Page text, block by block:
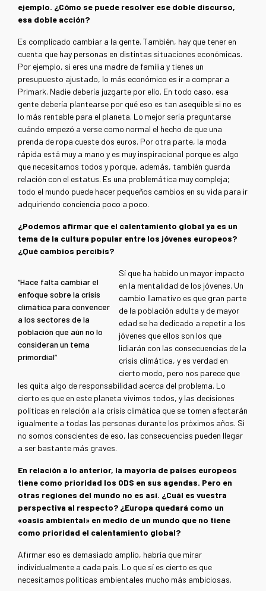
ejemplo. ¿Cómo se puede resolver ese doble discurso,
esa doble acción?
Es complicado cambiar a la gente. También, hay que tener en
cuenta que hay personas en distintas situaciones económicas.
Por ejemplo, si eres una madre de familia y tienes un
presupuesto ajustado, lo más económico es ir a comprar a
Primark. Nadie debería juzgarte por ello. En todo caso, esa
gente debería plantearse por qué eso es tan asequible si no es
lo más rentable para el planeta. Lo mejor sería preguntarse
cuándo empezó a verse como normal el hecho de que una
prenda de ropa cueste dos euros. Por otra parte, la moda
rápida está muy a mano y es muy inspiracional porque es algo
que necesitamos todos y porque, además, también guarda
relación con el estatus. Es una problemática muy compleja;
todo el mundo puede hacer pequeños cambios en su vida para ir
adquiriendo conciencia poco a poco.
¿Podemos afirmar que el calentamiento global ya es un
tema de la cultura popular entre los jóvenes europeos?
¿Qué cambios percibís?
“Hace falta cambiar el
enfoque sobre la crisis
climática para convencer
a los sectores de la
población que aún no lo
consideran un tema
primordial”
Sí que ha habido un mayor impacto
en la mentalidad de los jóvenes. Un
cambio llamativo es que gran parte
de la población adulta y de mayor
edad se ha dedicado a repetir a los
jóvenes que ellos son los que
lidiarán con las consecuencias de la
crisis climática, y es verdad en
cierto modo, pero nos parece que
les quita algo de responsabilidad acerca del problema. Lo
cierto es que en este planeta vivimos todos, y las decisiones
políticas en relación a la crisis climática que se tomen afectarán
igualmente a todas las personas durante los próximos años. Si
no somos conscientes de eso, las consecuencias pueden llegar
a ser bastante más graves.
En relación a lo anterior, la mayoría de países europeos
tiene como prioridad los ODS en sus agendas. Pero en
otras regiones del mundo no es así. ¿Cuál es vuestra
perspectiva al respecto? ¿Europa quedará como un
«oasis ambiental» en medio de un mundo que no tiene
como prioridad el calentamiento global?
Afirmar eso es demasiado amplio, habría que mirar
individualmente a cada país. Lo que sí es cierto es que
necesitamos políticas ambientales mucho más ambiciosas.